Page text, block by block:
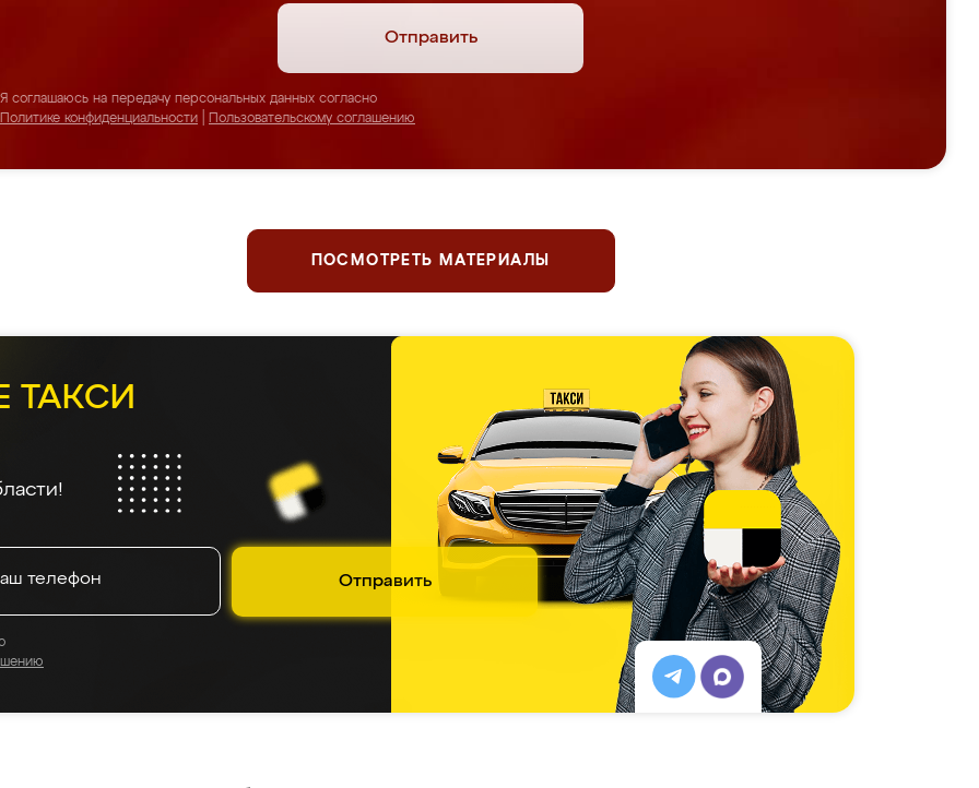
Отправить
Я соглашаюсь на передачу персональных данных согласно
Политике конфиденциальности
Пользовательскому соглашению
ПОСМОТРЕТЬ МАТЕРИАЛЫ
ТАКСИ
Отправить